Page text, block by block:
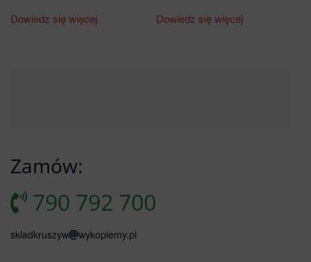
Dowiedz się więcej Dowiedz się więcej
Zamów:
790 792 700
skladkruszyw wykopiemy.pl